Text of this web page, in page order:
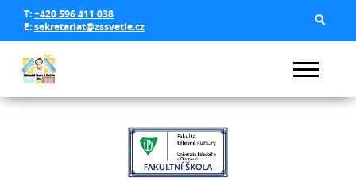
T:+420 596 411 038
E:sekretariat@zssvetle.cz